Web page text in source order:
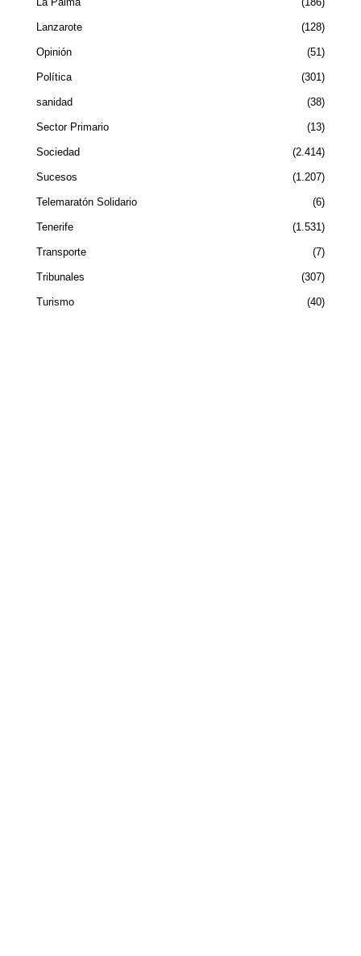
Lanzarote 128
Opinión 51
Política 301
sanidad 38
Sector Primario 13
Sociedad 2.414
Sucesos 1.207
Telemaratón Solidario 6
Tenerife 1.531
Transporte 7
Tribunales 307
Turismo 40